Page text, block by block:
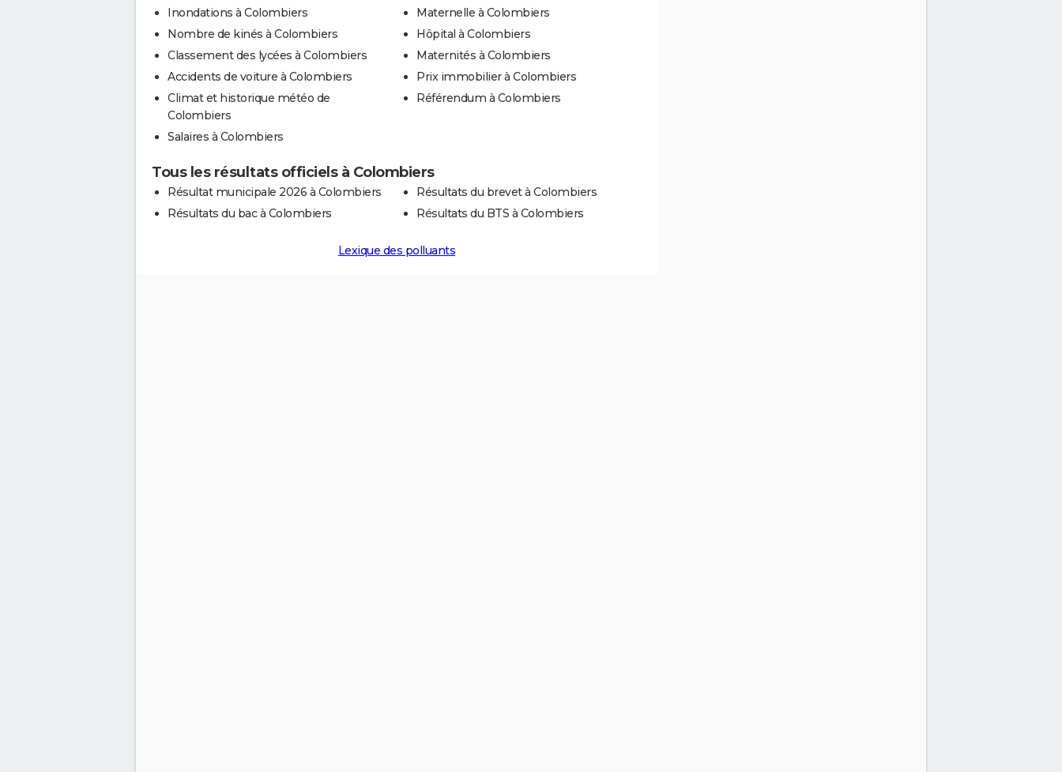
Inondations à Colombiers
Nombre de kinés à Colombiers
Classement des lycées à Colombiers
Accidents de voiture à Colombiers
Climat et historique météo de
Colombiers
Salaires à Colombiers
Maternelle à Colombiers
Hôpital à Colombiers
Maternités à Colombiers
Prix immobilier à Colombiers
Référendum à Colombiers
Tous les résultats officiels à Colombiers
Résultat municipale 2026 à Colombiers
Résultats du bac à Colombiers
Résultats du brevet à Colombiers
Résultats du BTS à Colombiers
Lexique des polluants